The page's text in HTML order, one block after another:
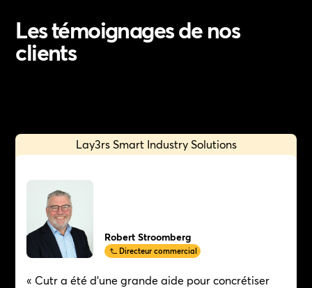
Les témoignages de nos
clients
Lay3rs Smart Industry Solutions
Robert Stroomberg
Directeur commercial
« Cutr a été d'une grande aide pour concrétiser